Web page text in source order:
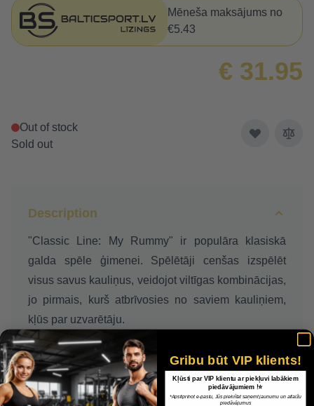
Mēneša maksājums no
€5.43
€ 31.95
Out of stock
Sold out
Description
"Classic Line: My Rummy" ir populāra klasiskā
galda spēle ģimenei. Spēlētāji cenšas izspēlēt
visus savus kauliņus, veidojot viltīgas kombinācijas,
jo pirmais, kurš atbrīvosies no saviem kauliņiem,
kļūs par uzvarētāju.
Vieglie noteikumi ļauj šo spēli iemācīties jebkuram,
un patīkamais stratēģijas un veiksmes sajaukums
sniegs izklaidi visai ģimenei.
Vecums: no 8 g.
Gribu būt VIP klients!
Kļūsti par VIP klientu ar piekļuvi labākiem
piedāvājumiem !⭐
*Apstiprinot e-pastu, Jūs piekrītat saņemt jaunumu un atlaižu
piedāvājumus